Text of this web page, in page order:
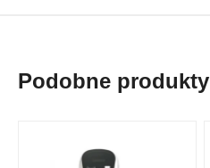
Podobne produkty